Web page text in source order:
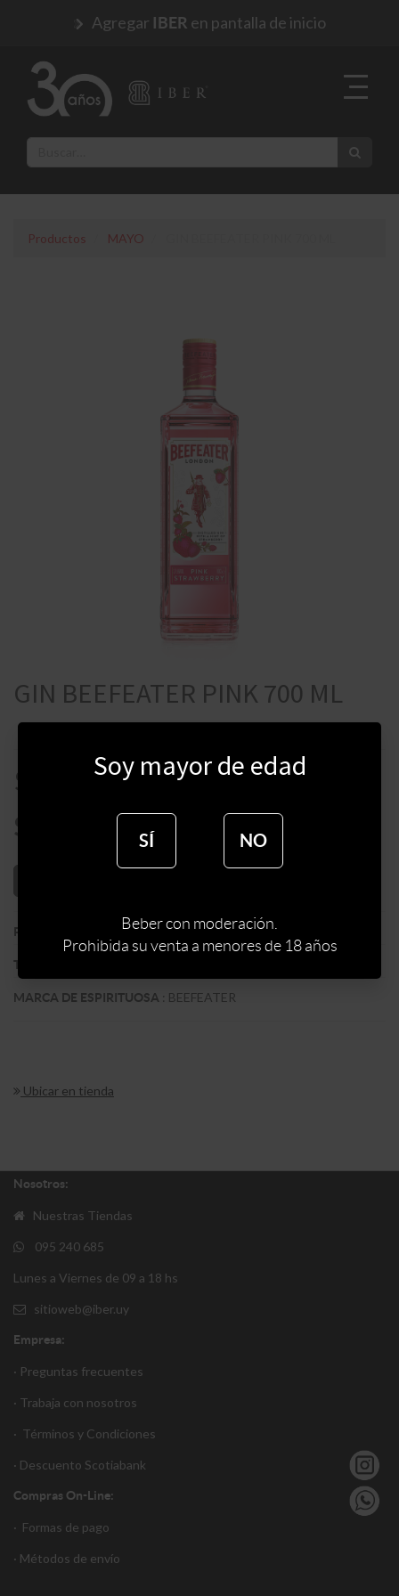
Agregar IBER en pantalla de inicio
Productos MAYO
GIN BEEFEATER PINK 700 ML
$
$
PAIS REINO UNIDO
TIPO DE ESPIRITUOSA
MARCA DE ESPIRITUOSA : BEEFEATER
Ubicar en tienda
Nosotros:
Nuestras Tiendas
095 240 685
Lunes a Viernes de 09 a 18 hs
sitioweb@iber.uy
Empresa:
· Preguntas frecuentes
· Trabaja con nosotros
· Términos y Condiciones
· Descuento Scotiabank
Compras On-Line:
· Formas de pago
· Métodos de envío
Soy mayor de edad
SÍ NO
Beber con moderación.
Prohibida su venta a menores de 18 años